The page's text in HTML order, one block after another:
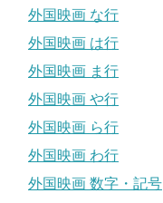
外国映画 な行
外国映画 は行
外国映画 ま行
外国映画 や行
外国映画 ら行
外国映画 わ行
外国映画 数字・記号